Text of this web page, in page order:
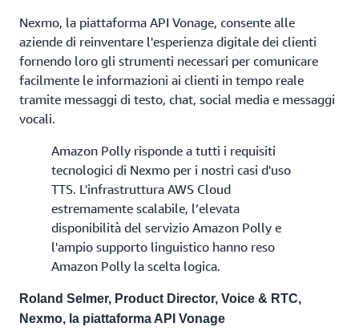
Nexmo, la piattaforma API Vonage, consente alle
aziende di reinventare l'esperienza digitale dei clienti
fornendo loro gli strumenti necessari per comunicare
facilmente le informazioni ai clienti in tempo reale
tramite messaggi di testo, chat, social media e messaggi
vocali.
Amazon Polly risponde a tutti i requisiti
tecnologici di Nexmo per i nostri casi d'uso
TTS. L'infrastruttura AWS Cloud
estremamente scalabile, l’elevata
disponibilità del servizio Amazon Polly e
l'ampio supporto linguistico hanno reso
Amazon Polly la scelta logica.
Roland Selmer, Product Director, Voice & RTC,
Nexmo, la piattaforma API Vonage